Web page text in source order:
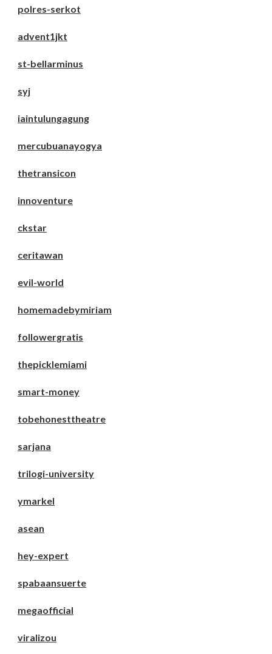
polres-serkot
advent1jkt
st-bellarminus
syj
iaintulungagung
mercubuanayogya
thetransicon
innoventure
ckstar
ceritawan
evil-world
homemadebymiriam
followergratis
thepicklemiami
smart-money
tobehonesttheatre
sarjana
trilogi-university
ymarkel
asean
hey-expert
spabaansuerte
megaofficial
viralizou